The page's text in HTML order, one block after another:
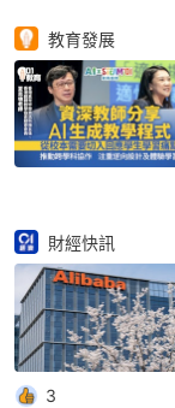
教育發展
財經快訊
3